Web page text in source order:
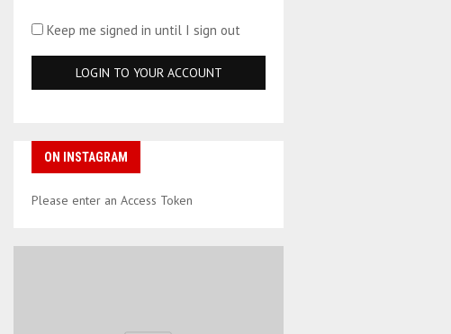
Keep me signed in until I sign out
ON INSTAGRAM
Please enter an Access Token